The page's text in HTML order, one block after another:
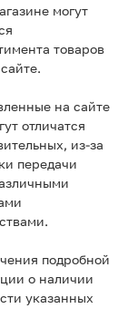
могут
товаров
на сайте
отличатся
из-за
передачи
подробной
о наличии
указанных